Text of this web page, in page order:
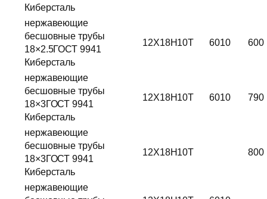
Киберсталь
нержавеющие
бесшовные трубы
18×2.5ГОСТ 9941
Киберсталь
12Х18Н10Т 6010 600
нержавеющие
бесшовные трубы
18×3ГОСТ 9941
Киберсталь
12Х18Н10Т 6010 790
нержавеющие
бесшовные трубы
18×3ГОСТ 9941
Киберсталь
12Х18Н10Т 800
нержавеющие